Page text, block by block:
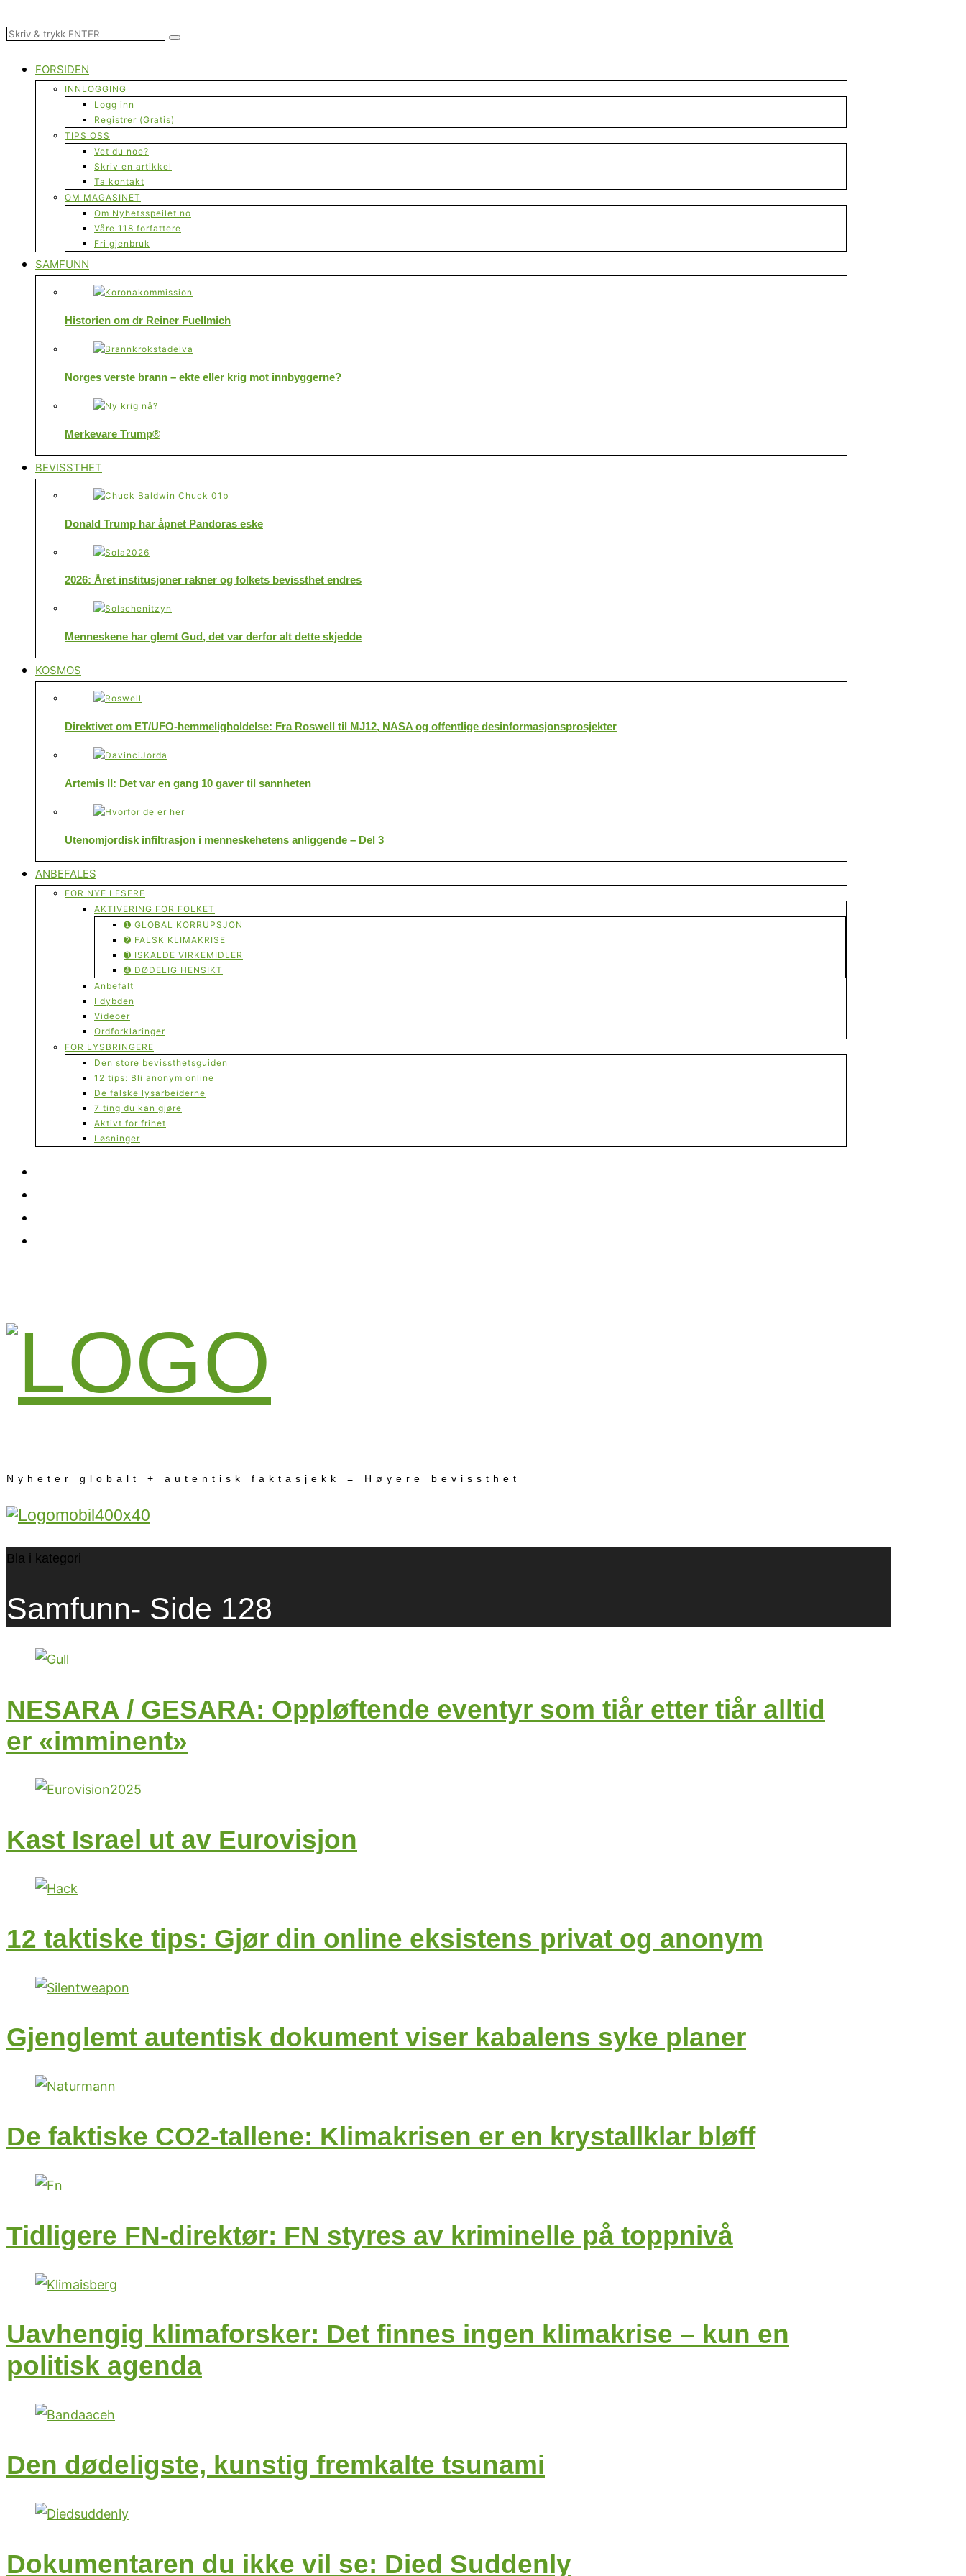
FORSIDEN
INNLOGGING
Logg inn
Registrer (Gratis)
TIPS OSS
Vet du noe?
Skriv en artikkel
Ta kontakt
OM MAGASINET
Om Nyhetsspeilet.no
Våre 118 forfattere
Fri gjenbruk
SAMFUNN
Historien om dr Reiner Fuellmich
Norges verste brann – ekte eller krig mot innbyggerne?
Merkevare Trump®
BEVISSTHET
Donald Trump har åpnet Pandoras eske
2026: Året institusjoner rakner og folkets bevissthet endres
Menneskene har glemt Gud, det var derfor alt dette skjedde
KOSMOS
Direktivet om ET/UFO-hemmeligholdelse: Fra Roswell til MJ12, NASA og offentlige desinformasjonsprosjekter
Artemis II: Det var en gang 10 gaver til sannheten
Utenomjordisk infiltrasjon i menneskehetens anliggende – Del 3
ANBEFALES
FOR NYE LESERE
AKTIVERING FOR FOLKET
➊ GLOBAL KORRUPSJON
➋ FALSK KLIMAKRISE
➌ ISKALDE VIRKEMIDLER
➍ DØDELIG HENSIKT
Anbefalt
I dybden
Videoer
Ordforklaringer
FOR LYSBRINGERE
Den store bevissthetsguiden
12 tips: Bli anonym online
De falske lysarbeiderne
7 ting du kan gjøre
Aktivt for frihet
Løsninger
Nyheter globalt + autentisk faktasjekk = Høyere bevissthet
Bla i kategori
Samfunn- Side 128
NESARA / GESARA: Oppløftende eventyr som tiår etter tiår alltid
er «imminent»
Kast Israel ut av Eurovisjon
12 taktiske tips: Gjør din online eksistens privat og anonym
Gjenglemt autentisk dokument viser kabalens syke planer
De faktiske CO2-tallene: Klimakrisen er en krystallklar bløff
Tidligere FN-direktør: FN styres av kriminelle på toppnivå
Uavhengig klimaforsker: Det finnes ingen klimakrise – kun en
politisk agenda
Den dødeligste, kunstig fremkalte tsunami
Dokumentaren du ikke vil se: Died Suddenly